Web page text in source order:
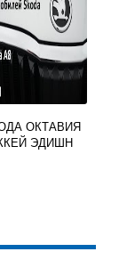
ОКТАВИЯ
ЭДИШН